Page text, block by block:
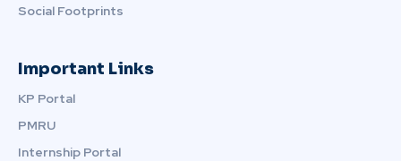
Social Footprints
Important Links
KP Portal
PMRU
Internship Portal